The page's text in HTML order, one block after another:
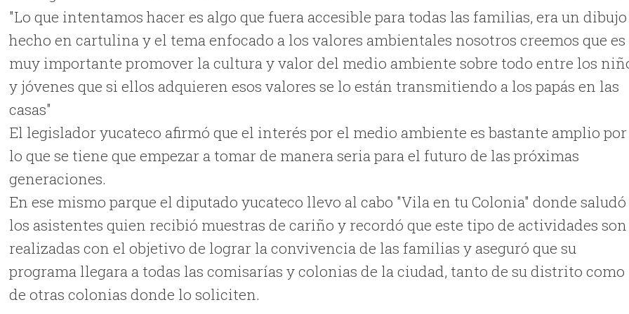
"Lo que intentamos hacer es algo que fuera accesible para todas las familias, era un dibujo
hecho en cartulina y el tema enfocado a los valores ambientales nosotros creemos que es
muy importante promover la cultura y valor del medio ambiente sobre todo entre los
y jóvenes que si ellos adquieren esos valores se lo están transmitiendo a los papás en las
casas"
El legislador yucateco afirmó que el interés por el medio ambiente es bastante amplio por
lo que se tiene que empezar a tomar de manera seria para el futuro de las próximas
generaciones.
En ese mismo parque el diputado yucateco llevo al cabo "Vila en tu Colonia" donde saludó
los asistentes quien recibió muestras de cariño y recordó que este tipo de actividades son
realizadas con el objetivo de lograr la convivencia de las familias y aseguró que su
programa llegara a todas las comisarías y colonias de la ciudad, tanto de su distrito como
de otras colonias donde lo soliciten.